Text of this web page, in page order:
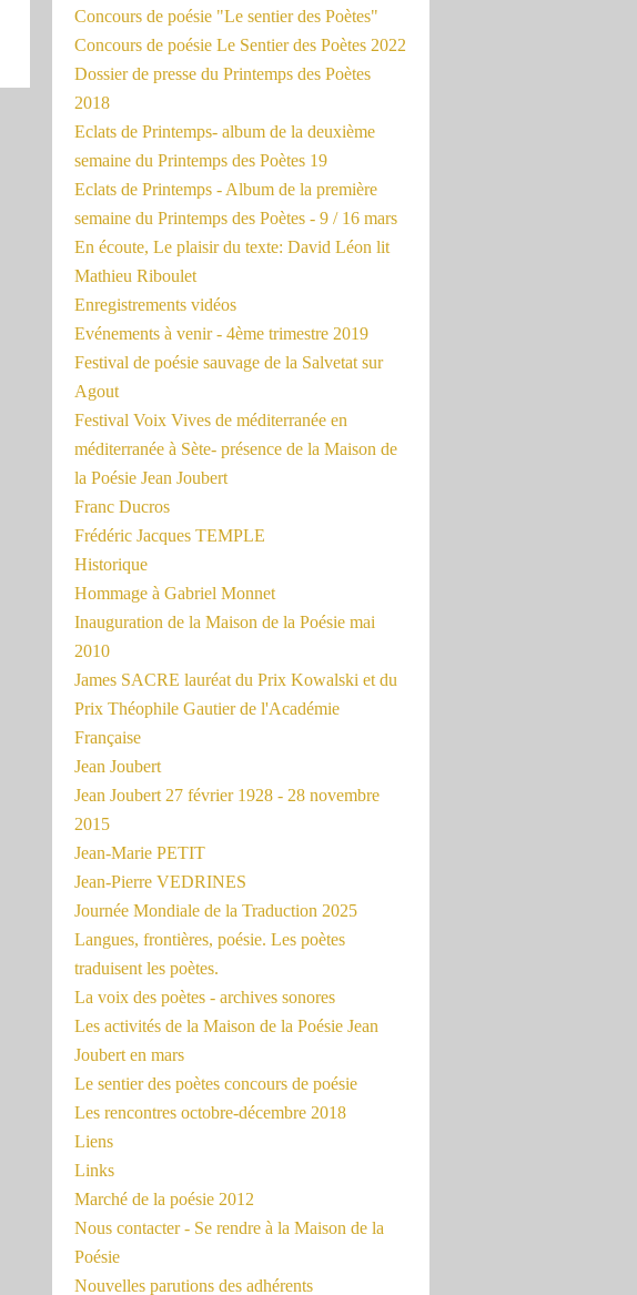
Concours de poésie "Le sentier des Poètes"
Concours de poésie Le Sentier des Poètes 2022
Dossier de presse du Printemps des Poètes
2018
Eclats de Printemps- album de la deuxième
semaine du Printemps des Poètes 19
Eclats de Printemps - Album de la première
semaine du Printemps des Poètes - 9 / 16 mars
En écoute, Le plaisir du texte: David Léon lit
Mathieu Riboulet
Enregistrements vidéos
Evénements à venir - 4ème trimestre 2019
Festival de poésie sauvage de la Salvetat sur
Agout
Festival Voix Vives de méditerranée en
méditerranée à Sète- présence de la Maison de
la Poésie Jean Joubert
Franc Ducros
Frédéric Jacques TEMPLE
Historique
Hommage à Gabriel Monnet
Inauguration de la Maison de la Poésie mai
2010
James SACRE lauréat du Prix Kowalski et du
Prix Théophile Gautier de l'Académie
Française
Jean Joubert
Jean Joubert 27 février 1928 - 28 novembre
2015
Jean-Marie PETIT
Jean-Pierre VEDRINES
Journée Mondiale de la Traduction 2025
Langues, frontières, poésie. Les poètes
traduisent les poètes.
La voix des poètes - archives sonores
Les activités de la Maison de la Poésie Jean
Joubert en mars
Le sentier des poètes concours de poésie
Les rencontres octobre-décembre 2018
Liens
Links
Marché de la poésie 2012
Nous contacter - Se rendre à la Maison de la
Poésie
Nouvelles parutions des adhérents